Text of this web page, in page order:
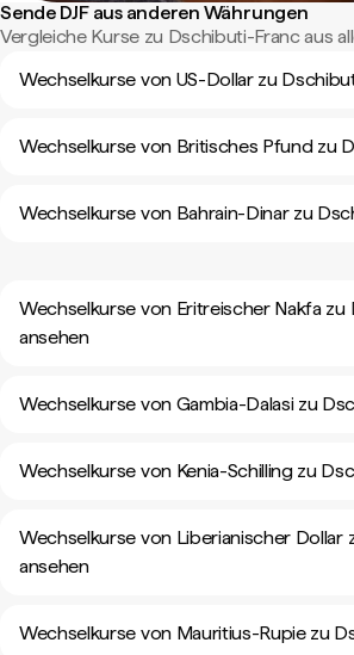
Sende DJF aus anderen Währungen
Vergleiche Kurse zu Dschibuti-Franc aus
Wechselkurse von US-Dollar zu
Wechselkurse von Britisches Pfund zu
Wechselkurse von Bahrain-Dinar zu
Wechselkurse von Eritreischer Nakfa
ansehen
Wechselkurse von Gambia-Dalasi zu
Wechselkurse von Kenia-Schilling zu
Wechselkurse von Liberianischer Dollar
ansehen
Wechselkurse von Mauritius-Rupie zu